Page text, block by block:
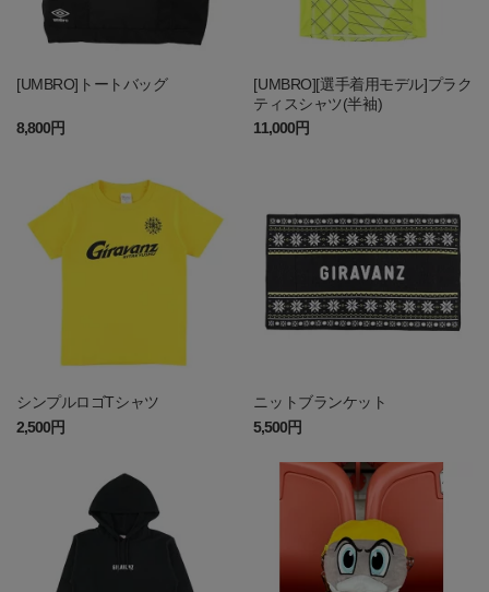
[UMBRO]トートバッグ
8,800円
[UMBRO][選手着用モデル]プラク
ティスシャツ(半袖)
11,000円
シンプルロゴTシャツ
2,500円
ニットブランケット
5,500円